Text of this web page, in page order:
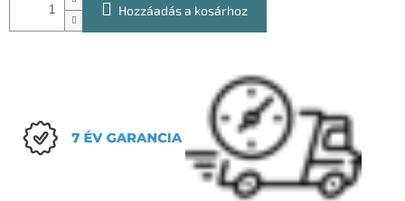
Hozzáadás a kosárhoz